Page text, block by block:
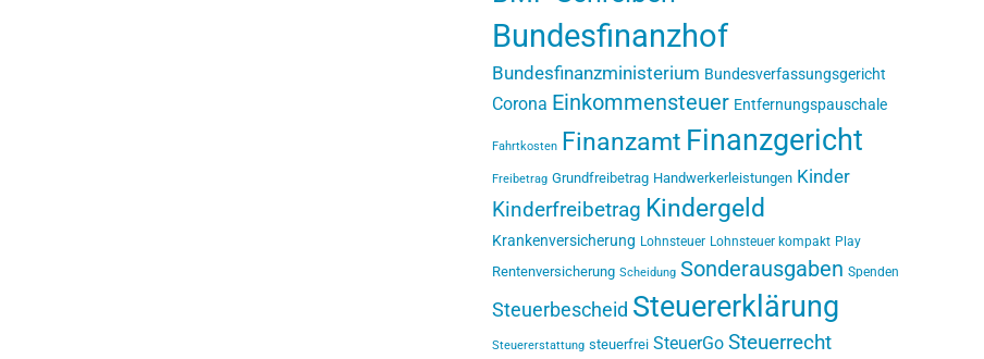
Bundesfinanzhof
Bundesfinanzministerium Bundesverfassungsgericht
Corona Einkommensteuer Entfernungspauschale
Fahrtkosten Finanzamt Finanzgericht
Freibetrag Grundfreibetrag Handwerkerleistungen Kinder
Kinderfreibetrag Kindergeld
Krankenversicherung Lohnsteuer Lohnsteuer kompakt Play
Rentenversicherung Scheidung Sonderausgaben Spenden
Steuerbescheid Steuererklärung
Steuererstattung steuerfrei SteuerGo Steuerrecht